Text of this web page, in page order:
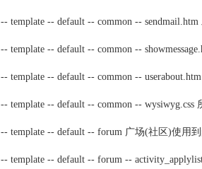
| -- template -- default -- common --
| -- template -- default -- common --
| -- template -- default -- common --
| -- template -- default -- common --
| -- template -- default -- forum 广场(社区)使用
| -- template -- default -- forum --